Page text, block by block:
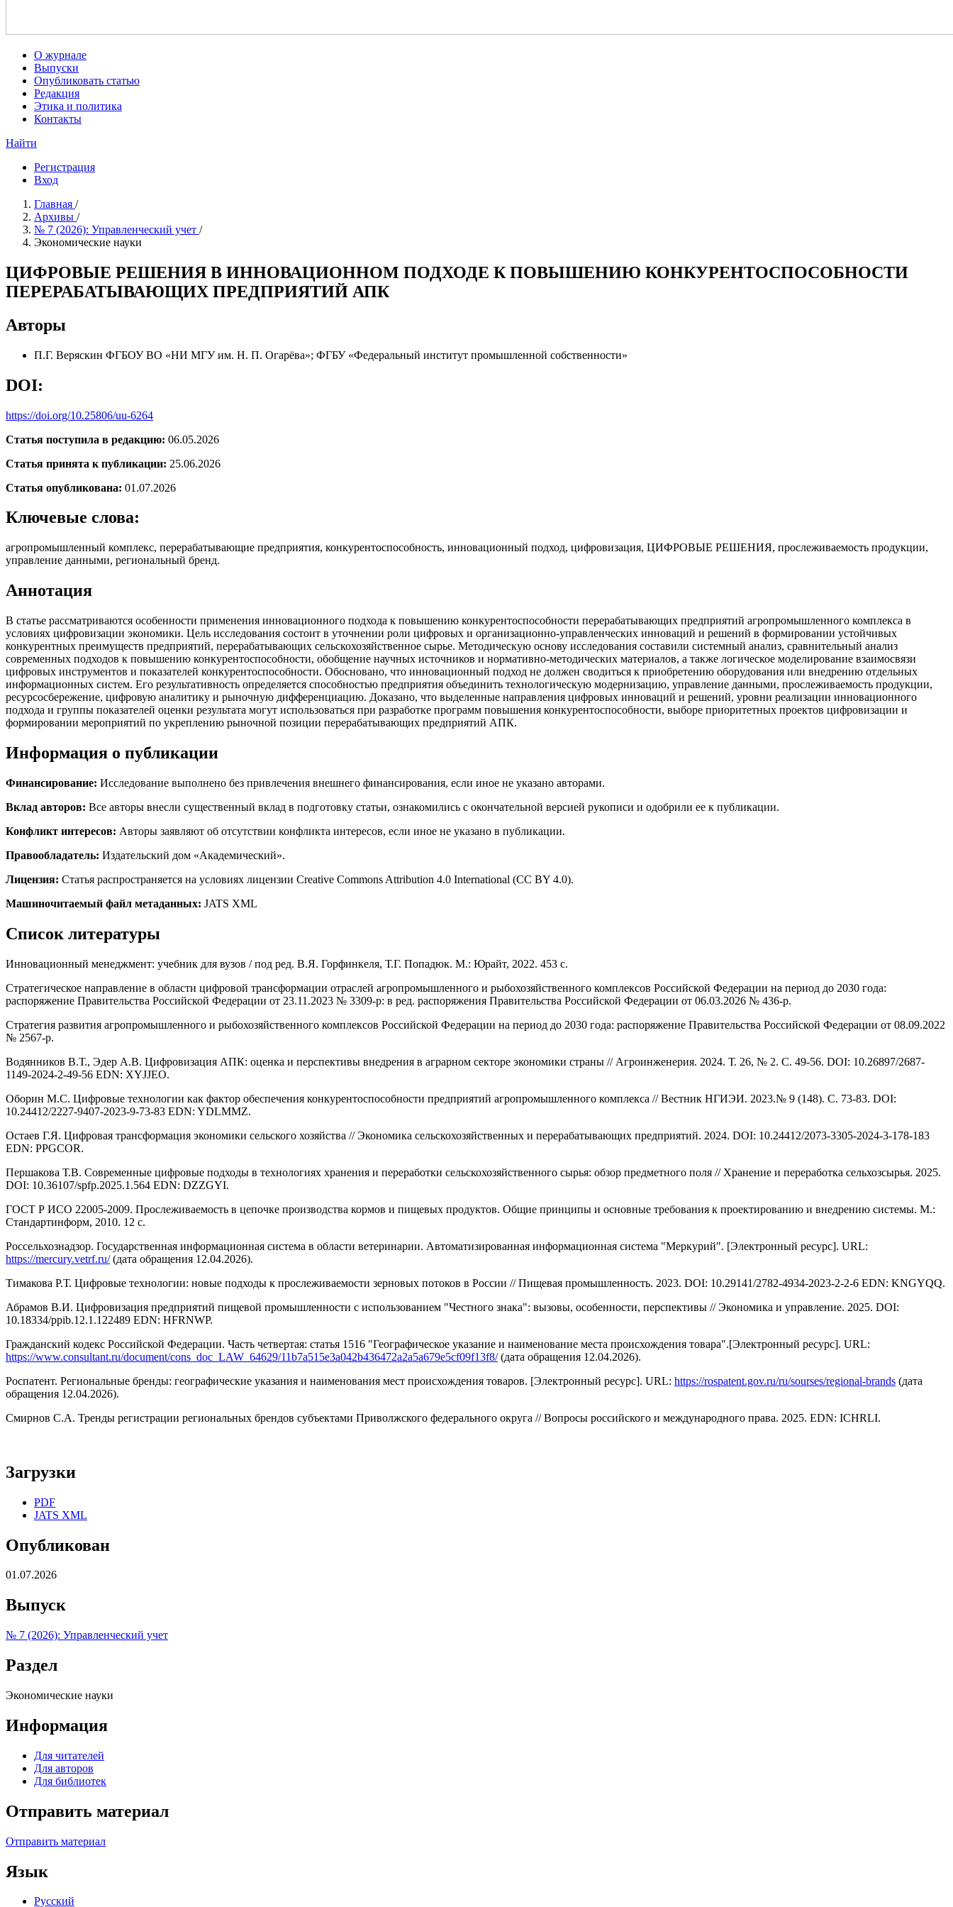
О журнале
Выпуски
Опубликовать статью
Редакция
Этика и политика
Контакты
Найти
Регистрация
Вход
Главная /
Архивы /
№ 7 (2026): Управленческий учет /
Экономические науки
ЦИФРОВЫЕ РЕШЕНИЯ В ИННОВАЦИОННОМ ПОДХОДЕ К ПОВЫШЕНИЮ КОНКУРЕНТОСПОСОБНОСТИ
ПЕРЕРАБАТЫВАЮЩИХ ПРЕДПРИЯТИЙ АПК
Авторы
П.Г. Веряскин ФГБОУ ВО «НИ МГУ им. Н. П. Огарёва»; ФГБУ «Федеральный институт промышленной собственности»
DOI:
https://doi.org/10.25806/uu-6264
Статья поступила в редакцию: 06.05.2026
Статья принята к публикации: 25.06.2026
Статья опубликована: 01.07.2026
Ключевые слова:
агропромышленный комплекс, перерабатывающие предприятия, конкурентоспособность, инновационный подход, цифровизация, ЦИФРОВЫЕ РЕШЕНИЯ, прослеживаемость продукции,
управление данными, региональный бренд.
Аннотация
В статье рассматриваются особенности применения инновационного подхода к повышению конкурентоспособности перерабатывающих предприятий агропромышленного комплекса в
условиях цифровизации экономики. Цель исследования состоит в уточнении роли цифровых и организационно-управленческих инноваций и решений в формировании устойчивых
конкурентных преимуществ предприятий, перерабатывающих сельскохозяйственное сырье. Методическую основу исследования составили системный анализ, сравнительный анализ
современных подходов к повышению конкурентоспособности, обобщение научных источников и нормативно-методических материалов, а также логическое моделирование взаимосвязи
цифровых инструментов и показателей конкурентоспособности. Обосновано, что инновационный подход не должен сводиться к приобретению оборудования или внедрению отдельных
информационных систем. Его результативность определяется способностью предприятия объединить технологическую модернизацию, управление данными, прослеживаемость продукции,
ресурсосбережение, цифровую аналитику и рыночную дифференциацию. Доказано, что выделенные направления цифровых инноваций и решений, уровни реализации инновационного
подхода и группы показателей оценки результата могут использоваться при разработке программ повышения конкурентоспособности, выборе приоритетных проектов цифровизации и
формировании мероприятий по укреплению рыночной позиции перерабатывающих предприятий АПК.
Информация о публикации
Финансирование: Исследование выполнено без привлечения внешнего финансирования, если иное не указано авторами.
Вклад авторов: Все авторы внесли существенный вклад в подготовку статьи, ознакомились с окончательной версией рукописи и одобрили ее к публикации.
Конфликт интересов: Авторы заявляют об отсутствии конфликта интересов, если иное не указано в публикации.
Правообладатель: Издательский дом «Академический».
Лицензия: Статья распространяется на условиях лицензии Creative Commons Attribution 4.0 International (CC BY 4.0).
Машиночитаемый файл метаданных: JATS XML
Список литературы
Инновационный менеджмент: учебник для вузов / под ред. В.Я. Горфинкеля, Т.Г. Попадюк. М.: Юрайт, 2022. 453 с.
Стратегическое направление в области цифровой трансформации отраслей агропромышленного и рыбохозяйственного комплексов Российской Федерации на период до 2030 года:
распоряжение Правительства Российской Федерации от 23.11.2023 № 3309-р: в ред. распоряжения Правительства Российской Федерации от 06.03.2026 № 436-р.
Стратегия развития агропромышленного и рыбохозяйственного комплексов Российской Федерации на период до 2030 года: распоряжение Правительства Российской Федерации от 08.09.2022
№ 2567-р.
Водянников В.Т., Эдер А.В. Цифровизация АПК: оценка и перспективы внедрения в аграрном секторе экономики страны // Агроинженерия. 2024. Т. 26, № 2. С. 49-56. DOI: 10.26897/2687-
1149-2024-2-49-56 EDN: XYJJEO.
Оборин М.С. Цифровые технологии как фактор обеспечения конкурентоспособности предприятий агропромышленного комплекса // Вестник НГИЭИ. 2023.№ 9 (148). С. 73-83. DOI:
10.24412/2227-9407-2023-9-73-83 EDN: YDLMMZ.
Остаев Г.Я. Цифровая трансформация экономики сельского хозяйства // Экономика сельскохозяйственных и перерабатывающих предприятий. 2024. DOI: 10.24412/2073-3305-2024-3-178-183
EDN: PPGCOR.
Першакова Т.В. Современные цифровые подходы в технологиях хранения и переработки сельскохозяйственного сырья: обзор предметного поля // Хранение и переработка сельхозсырья. 2025.
DOI: 10.36107/spfp.2025.1.564 EDN: DZZGYI.
ГОСТ Р ИСО 22005-2009. Прослеживаемость в цепочке производства кормов и пищевых продуктов. Общие принципы и основные требования к проектированию и внедрению системы. М.:
Стандартинформ, 2010. 12 с.
Россельхознадзор. Государственная информационная система в области ветеринарии. Автоматизированная информационная система "Меркурий". [Электронный ресурс]. URL:
https://mercury.vetrf.ru/(дата обращения 12.04.2026).
Тимакова Р.Т. Цифровые технологии: новые подходы к прослеживаемости зерновых потоков в России // Пищевая промышленность. 2023. DOI: 10.29141/2782-4934-2023-2-2-6 EDN: KNGYQQ.
Абрамов В.И. Цифровизация предприятий пищевой промышленности с использованием "Честного знака": вызовы, особенности, перспективы // Экономика и управление. 2025. DOI:
10.18334/ppib.12.1.122489 EDN: HFRNWP.
Гражданский кодекс Российской Федерации. Часть четвертая: статья 1516 "Географическое указание и наименование места происхождения товара".[Электронный ресурс]. URL:
https://www.consultant.ru/document/cons_doc_LAW_64629/11b7a515e3a042b436472a2a5a679e5cf09f13f8/(дата обращения 12.04.2026).
Роспатент. Региональные бренды: географические указания и наименования мест происхождения товаров. [Электронный ресурс]. URL: https://rospatent.gov.ru/ru/sourses/regional-brands (дата
обращения 12.04.2026).
Смирнов С.А. Тренды регистрации региональных брендов субъектами Приволжского федерального округа // Вопросы российского и международного права. 2025. EDN: ICHRLI.
Загрузки
PDF
JATS XML
Опубликован
01.07.2026
Выпуск
№ 7 (2026): Управленческий учет
Раздел
Экономические науки
Информация
Для читателей
Для авторов
Для библиотек
Отправить материал
Отправить материал
Язык
Русский